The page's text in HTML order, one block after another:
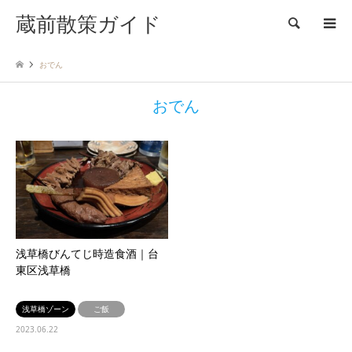
蔵前散策ガイド 検索
おでん
おでん
浅草橋びんてじ時造食酒｜台
東区浅草橋
浅草橋ゾーン
ご飯
2023.06.22